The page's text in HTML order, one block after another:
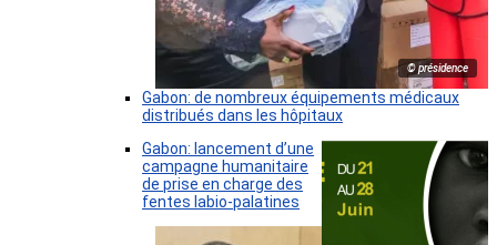
© présidence
Gabon: de nombreux équipements médicaux
distribués dans les hôpitaux
Gabon: lancement d’une
campagne humanitaire
de prise en charge des
fentes labio-palatines